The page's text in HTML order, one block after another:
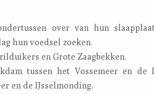
over van hun
hun voedsel zoeken.
en Grote Zaagbekken.
tussen het Vossemeer en de
en de IJsselmonding.